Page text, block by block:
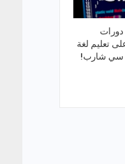
أفضل 5 دورات
تعليم لغة
سي شارب!